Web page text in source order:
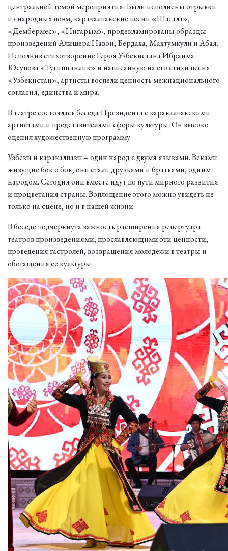
центральной темой мероприятия. Были исполнены отрывки
из народных поэм, каракалпакские песни «Шагала»,
«Дембермес», «Нигарым», продекламированы образцы
произведений Алишера Навои, Бердаха, Махтумкули и Абая.
Исполнив стихотворение Героя Узбекистана Ибраима
Юсупова «Тугишганлик» и написанную на его стихи песня
«Узбекистан», артисты воспели ценность межнационального
согласия, единства и мира.
В театре состоялась беседа Президента с каракалпакскими
артистами и представителями сферы культуры. Он высоко
оценил художественную программу.
Узбеки и каракалпаки – один народ с двумя языками. Веками
живущие бок о бок, они стали друзьями и братьями, одним
народом. Сегодня они вместе идут по пути мирного развития
и процветания страны. Воплощение этого можно увидеть не
только на сцене, но и в нашей жизни.
В беседе подчеркнута важность расширения репертуара
театров произведениями, прославляющими эти ценности,
проведения гастролей, возвращения молодежи в театры и
обогащения ее культуры.